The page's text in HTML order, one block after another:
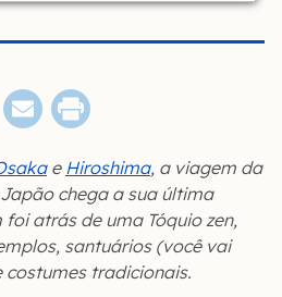
e Hiroshima, a viagem da
chega a sua última
atrás de uma Tóquio zen,
santuários (você vai
costumes tradicionais.